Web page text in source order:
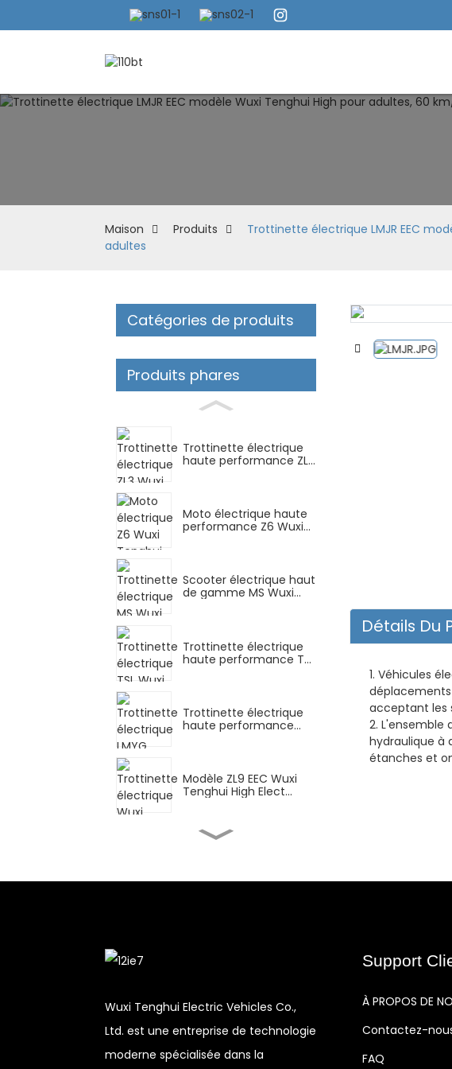
Maison Produits
Trottinette électrique LMJR EEC
adultes
Catégories de produits
Produits phares
Trottinette électrique
haute performance ZL3
Moto électrique haute
performance Z6 Wuxi
Scooter électrique haut
de gamme MS Wuxi
Trottinette électrique
haute performance TSL
Trottinette électrique
haute performance
Modèle ZL9 EEC Wuxi
Tenghui High Elect...
Moto électrique haute
haute performance
Loading...
Loading...
Détails Du
1. Véhicules
acceptant les
2. L'ensemble
hydraulique à
étanches et
Wuxi Tenghui Electric Vehicles Co.,
Ltd. est une entreprise de technologie
moderne spécialisée dans la
Support
À PROPOS DE
Contactez-
FAQ